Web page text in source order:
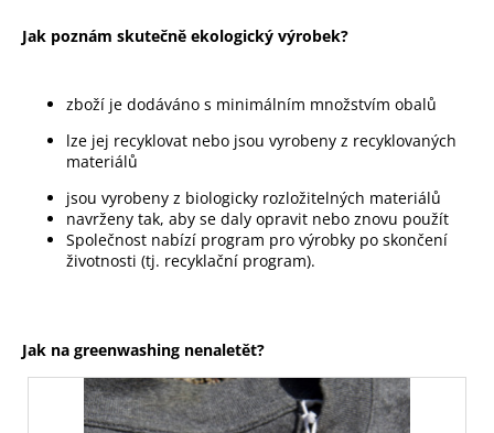
Jak poznám skutečně ekologický výrobek?
zboží je dodáváno s minimálním množstvím obalů
lze jej recyklovat nebo jsou vyrobeny z recyklovaných
materiálů
jsou vyrobeny z biologicky rozložitelných materiálů
navrženy tak, aby se daly opravit nebo znovu použít
Společnost nabízí program pro výrobky po skončení
životnosti (tj. recyklační program).
Jak na greenwashing nenaletět?